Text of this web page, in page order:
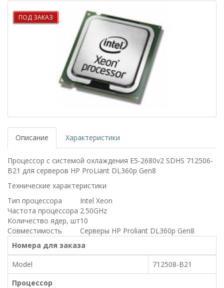
ПОД ЗАКАЗ
Описание Характеристики
Процессор с системой охлаждения E5-2680v2 SDHS 712506-
B21 для серверов HP ProLiant DL360p Gen8
Технические характеристики
Тип процессора
Intel Xeon
Частота процессора 2.50GHz
Количество ядер, шт10
Совместимость
Серверы HP Proliant DL360p Gen8
Номера для заказа
Model
712508-B21
Процессор